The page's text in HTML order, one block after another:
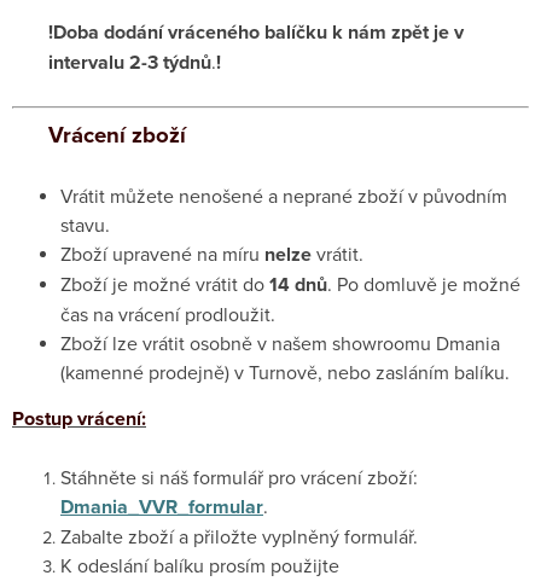
!Doba dodání vráceného balíčku k nám zpět je v
intervalu 2-3 týdnů.!
Vrácení zboží
Vrátit můžete nenošené a neprané zboží v původním
stavu.
Zboží upravené na míru nelzevrátit.
Zboží je možné vrátit do14 dnů. Po domluvě je možné
čas na vrácení prodloužit.
Zboží lze vrátit osobně v našem showroomu Dmania
(kamenné prodejně) v Turnově, nebo zasláním balíku.
Postup vrácení:
Stáhněte si náš formulář pro vrácení zboží:
Dmania_VVR_formular.
Zabalte zboží a přiložte vyplněný formulář.
K odeslání balíku prosím použijte